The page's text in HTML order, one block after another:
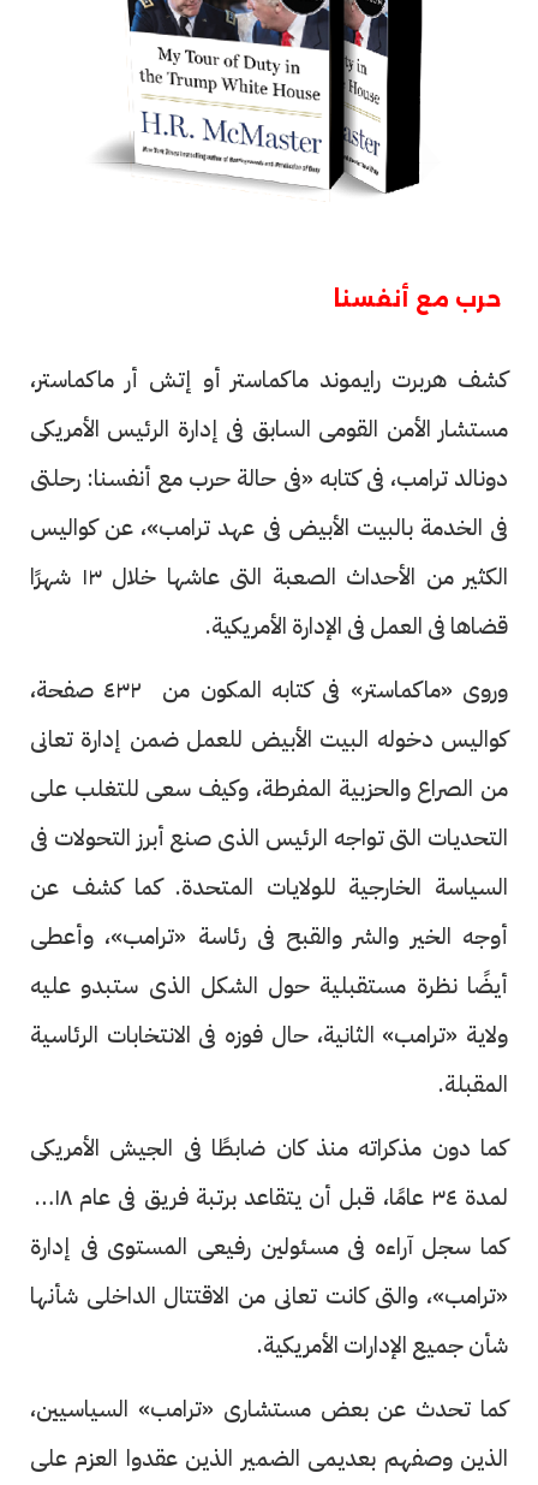
حرب مع أنفسنا
كشف هربرت رايموند ماكماستر أو إتش أر ماكماستر،
مستشار الأمن القومى السابق فى إدارة الرئيس الأمريكى
دونالد ترامب، فى كتابه «فى حالة حرب مع أنفسنا: رحلتى
فى الخدمة بالبيت الأبيض فى عهد ترامب»، عن كواليس
الكثير من الأحداث الصعبة التى عاشها خلال ١٣ شهرًا
قضاها فى العمل فى الإدارة الأمريكية.
وروى «ماكماستر» فى كتابه المكون من ‎ ٤٣٢ صفحة،
كواليس دخوله البيت الأبيض للعمل ضمن إدارة تعانى
من الصراع والحزبية المفرطة، وكيف سعى للتغلب على
التحديات التى تواجه الرئيس الذى صنع أبرز التحولات فى
السياسة الخارجية للولايات المتحدة. كما كشف عن
أوجه الخير والشر والقبح فى رئاسة «ترامب»، وأعطى
أيضًا نظرة مستقبلية حول الشكل الذى ستبدو عليه
ولاية «ترامب» الثانية، حال فوزه فى الانتخابات الرئاسية
المقبلة.
كما دون مذكراته منذ كان ضابطًا فى الجيش الأمريكى
كما سجل آراءه فى مسئولين رفيعى المستوى فى إدارة
«ترامب»، والتى كانت تعانى من الاقتتال الداخلى شأنها
شأن جميع الإدارات الأمريكية.
كما تحدث عن بعض مستشارى «ترامب» السياسيين،
الذين وصفهم بعديمى الضمير الذين عقدوا العزم على